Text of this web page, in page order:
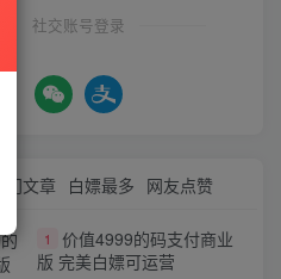
社交账号登录
热门文章 白嫖最多 网友点赞
1
价值4999的码支付商业
版 完美白嫖可运营